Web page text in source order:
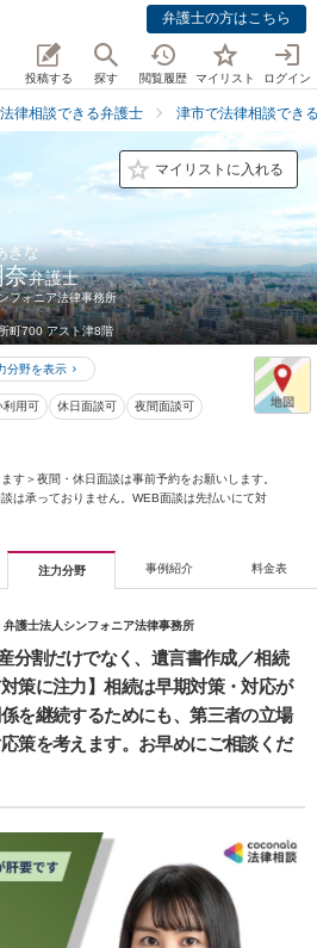
弁護士の方はこちら
投稿する 探す 閲覧履歴 マイリスト ログイン
律相談できる弁護士 津市で法律相談でき
マイリストに入れる
きな
弁護士
フォニア法律事務所
町700 アスト津8階
分野を表示
利用可 休日面談可 夜間面談可
す＞夜間・休日面談は事前予約をお願いします。
は承っておりません。WEB面談は先払いにて対
注力分野 事例紹介 料金表
護士法人シンフォニア法律事務所
分割だけでなく、遺言書作成／相続
策に注力】相続は早期対策・対応が
を継続するためにも、第三者の立場
策を考えます。お早めにご相談くだ